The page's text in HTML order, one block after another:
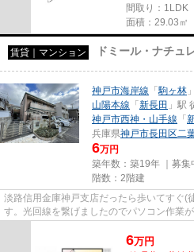
間取り：1LDK
面積：29.03㎡
賃貸｜マンション ドミール・ナチュ
神戸市海岸線 「駒ヶ林
山陽本線 「 新長田 」駅
神戸市西神・山手線 「
兵庫県神戸市長田区二
6万円
築年数：築19年 ｜募集
階数：2階建
淡路信用金庫神戸支店だったら歩いてすぐ(
す。光回線を繋げましたのでパソコン作業
6万円